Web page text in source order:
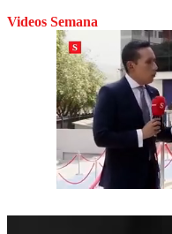
Videos Semana